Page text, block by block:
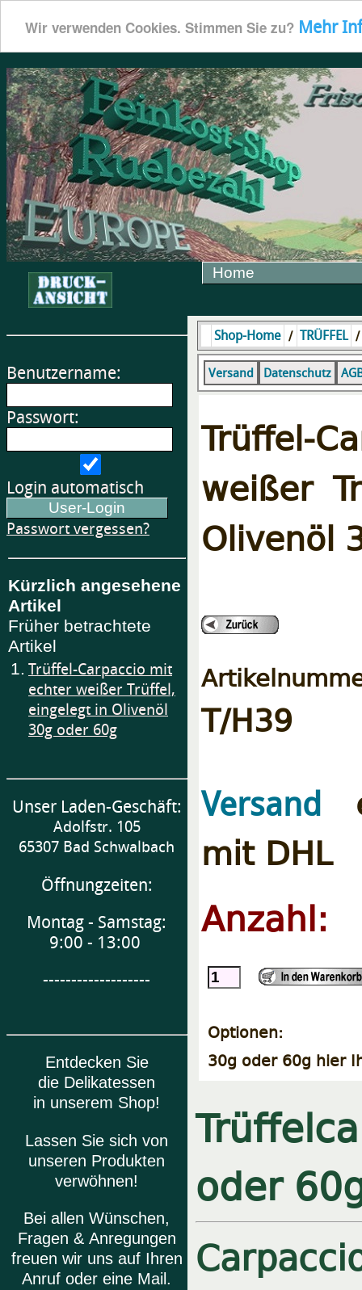
Wir verwenden Cookies. Stimmen Sie zu? Mehr
Home
Benutzername:
Passwort:
Login automatisch
Passwort vergessen?
Kürzlich angesehene
Artikel
Früher betrachtete
Artikel
1. Trüffel-Carpaccio mit
echter weißer Trüffel,
eingelegt in Olivenöl
30g oder 60g
Unser Laden-Geschäft:
Adolfstr. 105
65307 Bad Schwalbach
Öffnungzeiten:
Montag - Samstag:
9:00 - 13:00
-------------------
Entdecken Sie
die Delikatessen
in unserem Shop!
Lassen Sie sich von
unseren Produkten
verwöhnen!
Bei allen Wünschen,
Fragen & Anregungen
freuen wir uns auf Ihren
Anruf oder eine Mail.
Shop-Home / TRÜFFEL
Versand Datenschutz
Trüffel-
weißer
Olivenöl
T/H39
Versand
mit DHL
Anzahl:
Optionen:
30g oder 60g hier
oder